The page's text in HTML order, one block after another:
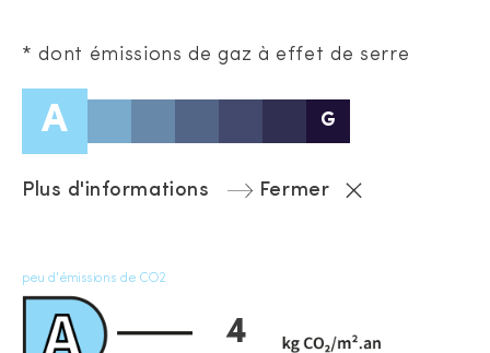
* dont émissions de gaz à effet de serre
A G
Plus d'informations Fermer
peu d'émissions de CO2
4